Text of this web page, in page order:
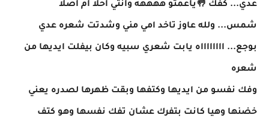
عدي... كفك 🤚ياعمتو ههههه وانتي احلا ام اصلا
شمس... ولله عاوز تاخد امي مني وشدتت شعره عدي
بوجع... ااااااااه يابت شعري سبيه وكان بيفلت ايديها من
شعره
وفك نفسو من ايديها وكتفها وبقت ظهرها لصدره يعني
خضنها وهيا كانت بتفرك عشان تفك نفسها وهو كتف